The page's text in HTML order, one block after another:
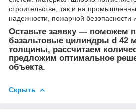
строительстве, так и на
надежности, пожарной безопасности
Оставьте заявку — поможем
базальтовые цилиндры d 42
толщины, рассчитаем
предложим оптимальное
объекта.
Скрыть